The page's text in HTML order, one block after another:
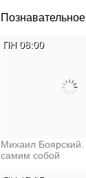
Познавательное
Михаил
самим собой
ПН 08:00